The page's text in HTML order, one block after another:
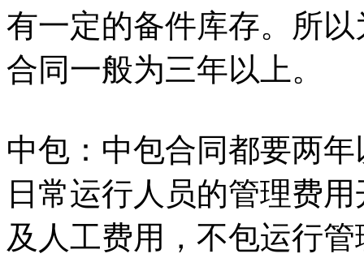
有一定的备件库存。所
合同一般为三年以上。
中包：中包合同都要两
日常运行人员的管理费
及人工费用，不包运行